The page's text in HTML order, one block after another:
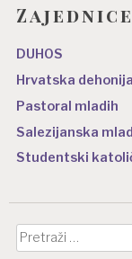
DUHOS
Hrvatska
Pastoral mladih
Salezijanska
Studentski
Pretraži: